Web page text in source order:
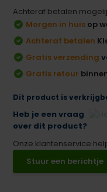
Achteraf betalen
Morgen in huis op
Achteraf betalen
Gratis verzending
Gratis retour
Dit product is
Heb je een vraag
over dit product?
Onze klantenservice
Stuur een berichtje